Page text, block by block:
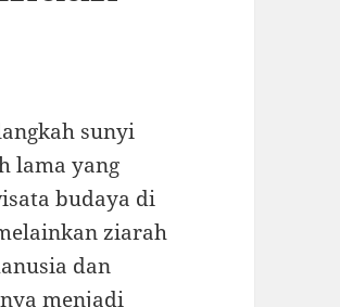
sunyi
lama yang
budaya di
ziarah
dan
menjadi